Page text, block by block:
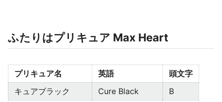
ふたりはプリキュア Max Heart
プリキュア名 英語
頭文字
キュアブラック
Cure Black
B